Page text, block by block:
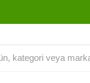
yada t